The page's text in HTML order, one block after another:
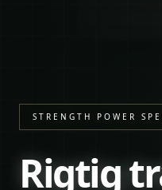
STRENGTH POWER
Rigtig